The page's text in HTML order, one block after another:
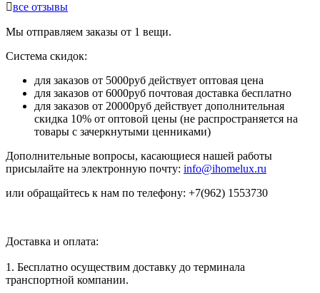
все отзывы
Мы отправляем заказы от 1 вещи.
Система скидок:
для заказов от 5000руб действует оптовая цена
для заказов от 6000руб почтовая доставка бесплатно
для заказов от 20000руб действует дополнительная
скидка 10% от оптовой цены (не распространяется на
товары с зачеркнутыми ценниками)
Дополнительные вопросы, касающиеся нашей работы
присылайте на электронную почту: info@ihomelux.ru
или обращайтесь к нам по телефону: +7(962) 1553730
Доставка и оплата:
1. Бесплатно осуществим доставку до терминала
транспортной компании.